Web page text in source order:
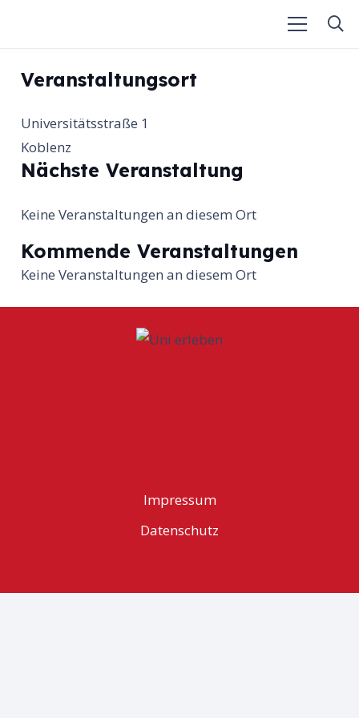
Veranstaltungsort
Universitätsstraße 1
Koblenz
Nächste Veranstaltung
Keine Veranstaltungen an diesem Ort
Kommende Veranstaltungen
Keine Veranstaltungen an diesem Ort
Impressum
Datenschutz